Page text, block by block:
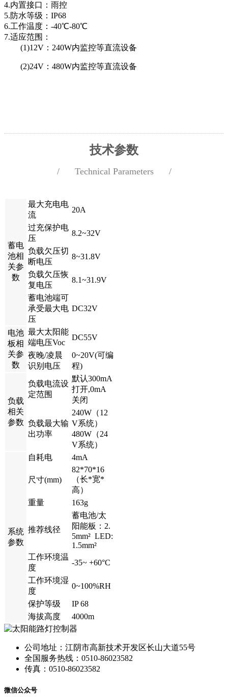
4.内置接口：雨控
5.防水等级：IP68
6.工作温度：-40℃-80℃
7.适应范围：
(1)12V：240W内监控等直流设备
(2)24V：480W内监控等直流设备
技术参数
/ Technical Parameters /
蓄电
池相
关参
数
最大充电电
流
20A
过充保护电
压
8.2~32V
负载欠压切
断电压
8~31.8V
负载欠压恢
复电压
8.1~31.9V
蓄电池端可
承受最大电
压
DC32V
电池
板相
关参
数
最大太阳能
端电压Voc
DC55V
夜晚/凌晨
识别电压
0~20V(可编
程)
负载
相关
参数
负载电流设
定范围
默认300mA
打开,0mA
关闭
负载最大输
出功率
240W（12
V系统）
480W（24
V系统）
系统
参数
自耗电 4mA
尺寸(mm)
82*70*16
（长*宽*
高）
重量
163g
推荐线径
蓄电池/太
阳能板：2.
5mm² LED:
1.5mm²
工作环境温
度
-35~ +60°C
工作环境湿
度
0~100%RH
保护等级
IP 68
海拔高度
4000m
公司地址：江阴市高新技术开发区长山大道55号
全国服务热线：0510-86023582
传真：0510-86023582
微信公众号